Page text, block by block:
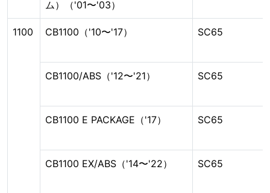
ム）（'01〜'03）
1100 CB1100（'10〜'17） SC65
CB1100/ABS（'12〜'21） SC65
CB1100 E PACKAGE（'17） SC65
CB1100 EX/ABS（'14〜'22） SC65